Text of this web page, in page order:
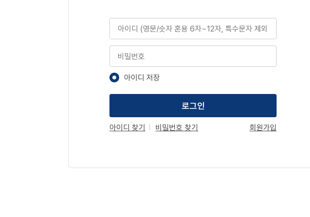
아이디
비밀번호
아이디 저장
로그인
아이디 찾기 비밀번호 찾기 회원가입